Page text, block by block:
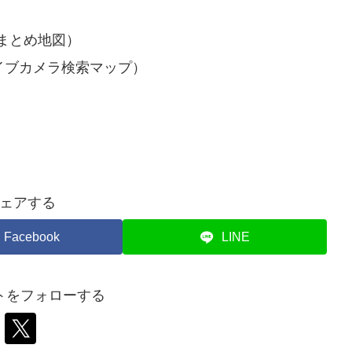
め地図）
カメラ検索マップ）
アする
Facebook LINE
をフォローする